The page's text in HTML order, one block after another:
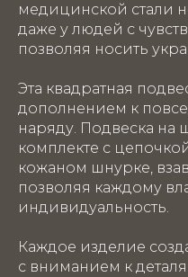
медицинской стали
даже у людей с
позволяя носить
Эта квадратная
дополнением к
наряду. Подвеска на
комплекте с
кожаном шнурке,
позволяя каждому
индивидуальность.
Каждое изделие
с вниманием к